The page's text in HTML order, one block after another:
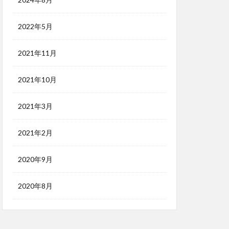
2022年5月
2021年11月
2021年10月
2021年3月
2021年2月
2020年9月
2020年8月